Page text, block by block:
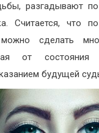
разгадывают
Считается, что
можно сделать
от состояния
будущей